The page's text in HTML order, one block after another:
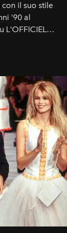
il suo stile
'90 al